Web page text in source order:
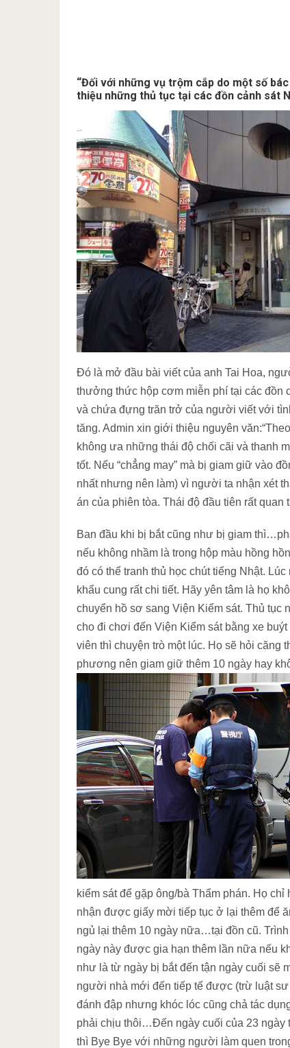
“Đối với những vụ trộm cắp do một số
thiệu những thủ tục tại các đồn cảnh sát
Đó là mở đầu bài viết của anh Tai Hoa,
thưởng thức hộp cơm miễn phí tại các đồn
và chứa đựng trăn trở của người viết với
tăng. Admin xin giới thiệu nguyên
không ưa những thái độ chối cãi và thanh
tốt. Nếu “chẳng may” mà bị giam giữ vào
nhất nhưng nên làm) vì người ta nhận xét
án của phiên tòa. Thái độ đầu tiên rất quan
Ban đầu khi bị bắt cũng như bị giam
nếu không nhầm là trong hộp màu hồng
đó có thể tranh thủ học chút tiếng Nhật.
khẩu cung rất chi tiết. Hãy yên tâm là họ
chuyển hồ sơ sang Viện Kiểm sát. Thủ tục
cho đi chơi đến Viện Kiểm sát bằng xe
viên thì chuyện trò một lúc. Họ sẽ hỏi căng
phương nên giam giữ thêm 10 ngày hay
kiểm sát để gặp ông/bà Thẩm phán. Họ
nhận được giấy mời tiếp tục ở lại thêm để
ngủ lại thêm 10 ngày nữa…tại đồn cũ.
ngày này được gia hạn thêm lần nữa nếu
như là từ ngày bị bắt đến tận ngày cuối sẽ
người nhà mới đến tiếp tế được (trừ luật
đánh đập nhưng khóc lóc cũng chả tác
phải chịu thôi…Đến ngày cuối của 23 ngày
thì Bye Bye với những người làm quen